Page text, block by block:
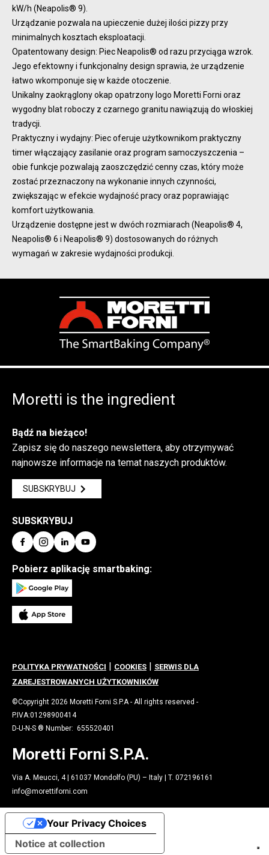
kW/h (Neapolis® 9).
Urządzanie pozwala na upieczenie dużej ilości pizzy przy
minimalnych kosztach eksploatacji.
Opatentowany design: Piec Neapolis® od razu przyciąga wzrok.
Jego efektowny i funkcjonalny design sprawia, że urządzenie
łatwo wkomponuje się w każde otoczenie.
Unikalny zaokrąglony okap opatrzony logo Moretti Forni oraz
wygodny blat roboczy z czarnego granitu nawiązują do włoskiej
tradycji.
Praktyczny i wydajny: Piec oferuje użytkownikom praktyczny
timer włączający zasilanie oraz program samoczyszczenia –
obie funkcje pozwalają zaoszczędzić cenny czas, który może
zostać przeznaczony na wykonanie innych czynności,
zwiększając w efekcie wydajność pracy oraz poprawiając
komfort użytkowania.
Urządzenie dostępne jest w dwóch rozmiarach (Neapolis® 4,
Neapolis® 6 i Neapolis® 9) dostosowanych do różnych
wymagań w zakresie wydajności produkcji.
Moretti is the ingredient
Bądź na bieżąco!
Zapisz się do naszego newslettera, aby otrzymywać
najnowsze informacje na temat naszych produktów.
SUBSKRYBUJ
SUBSKRYBUJ
Pobierz aplikację smartbaking:
POLITYKA PRYWATNOŚCI COOKIES
SERWIS DLA
ZAREJESTROWANYCH UŻYTKOWNIKÓW
©Copyright 2026 Moretti Forni S.P.A - All rights reserved -
P.IVA:01298900414
D-U-N-S ® Number: 655520401
Moretti Forni S.P.A.
Via A. Meucci, 4 | 61037 Mondolfo (PU) – Italy | T. 072196161
info@morettiforni.com
Notice at collection
Your Privacy Choices